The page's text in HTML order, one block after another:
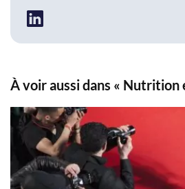
À voir aussi dans « Nutrition